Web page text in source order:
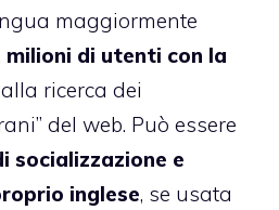
maggiormente
milioni di utenti con la
ricerca dei
del web. Può essere
socializzazione e
inglese, se usata